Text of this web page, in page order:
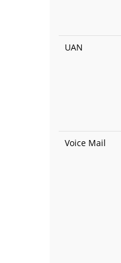
UAN
Voice Mail